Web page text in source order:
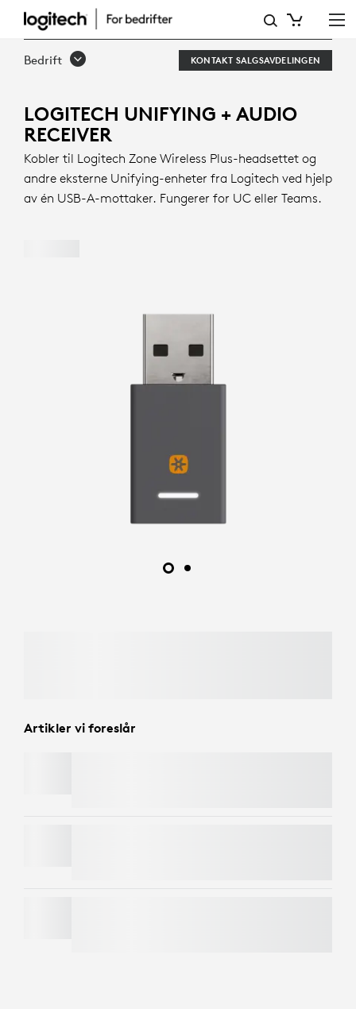
ZONE
WIRELESS
RECEIVER
Bedrift KONTAKT SALGSAVDELINGEN
LOGITECH UNIFYING + AUDIO
RECEIVER
Kobler til Logitech Zone Wireless Plus-headsettet og
andre eksterne Unifying-enheter fra Logitech ved hjelp
av én USB-A-mottaker. Fungerer for UC eller Teams.
Artikler vi foreslår